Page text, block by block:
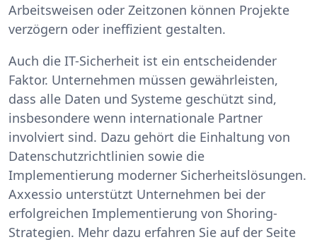
Arbeitsweisen oder Zeitzonen können Projekte
verzögern oder ineffizient gestalten.
Auch die IT-Sicherheit ist ein entscheidender
Faktor. Unternehmen müssen gewährleisten,
dass alle Daten und Systeme geschützt sind,
insbesondere wenn internationale Partner
involviert sind. Dazu gehört die Einhaltung von
Datenschutzrichtlinien sowie die
Implementierung moderner Sicherheitslösungen.
Axxessio unterstützt Unternehmen bei der
erfolgreichen Implementierung von Shoring-
Strategien. Mehr dazu erfahren Sie auf der Seite